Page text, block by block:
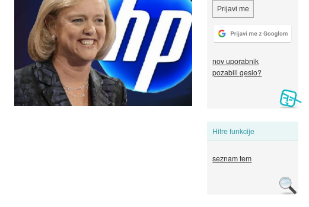
nov uporabnik
pozabili geslo?
Hitre funkcije
seznam tem